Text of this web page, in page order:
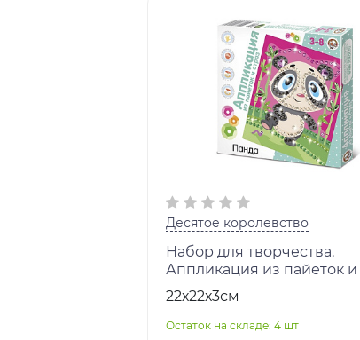
Десятое королевство
Набор для творчества.
Аппликация из пайеток и
"Панда" арт.01534
22х22х3см
Остаток на складе: 4 шт